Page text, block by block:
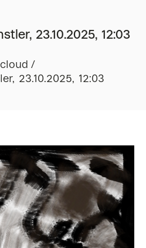
23.10.2025, 12:03
23.10.2025, 12:03